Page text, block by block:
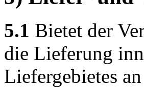
5.1 Bietet der
die Lieferung
Liefergebietes